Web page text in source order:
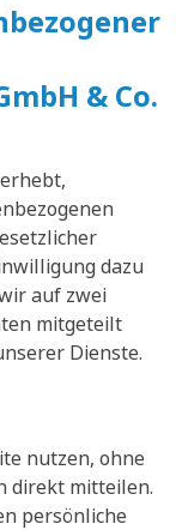
& Co.
dazu
auf zwei
mitgeteilt
Dienste.
nutzen, ohne
direkt mitteilen.
persönliche